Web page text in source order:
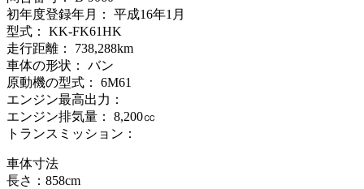
初年度登録年月： 平成16年1月
型式： KK-FK61HK
走行距離： 738,288km
車体の形状： バン
原動機の型式： 6M61
エンジン最高出力：
エンジン排気量： 8,200㏄
トランスミッション：
車体寸法
長さ：858cm